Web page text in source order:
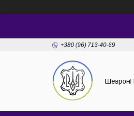
+380 (96) 713-40-69